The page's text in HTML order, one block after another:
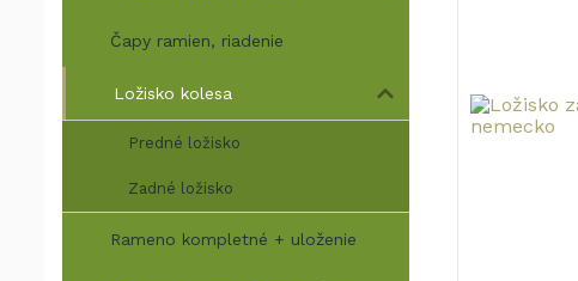
Čapy ramien, riadenie
Ložisko kolesa
Predné ložisko
Zadné ložisko
Rameno kompletné + uloženie